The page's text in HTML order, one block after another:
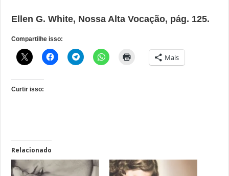
Ellen G. White, Nossa Alta Vocação, pág. 125.
Compartilhe isso:
Mais
Curtir isso:
Relacionado